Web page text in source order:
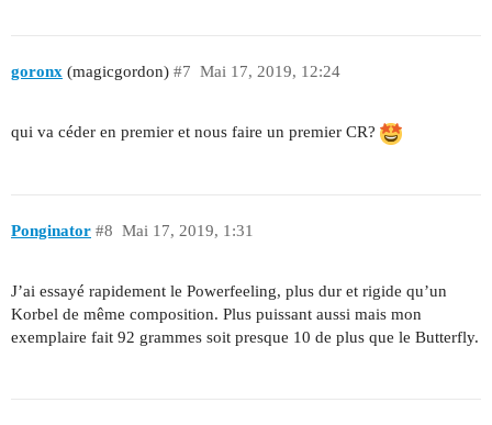
goronx (magicgordon) Mai 17, 2019, 12:24
#7
qui va céder en premier et nous faire un premier CR?
Ponginator Mai 17, 2019, 1:31
#8
J’ai essayé rapidement le Powerfeeling, plus dur et rigide qu’un
Korbel de même composition. Plus puissant aussi mais mon
exemplaire fait 92 grammes soit presque 10 de plus que le Butterfly.